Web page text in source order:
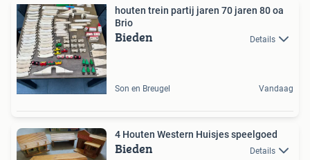
houten trein partij jaren 70 jaren 80 oa
Brio
Bieden Details
Son en Breugel Vandaag
4 Houten Western Huisjes speelgoed
Bieden Details